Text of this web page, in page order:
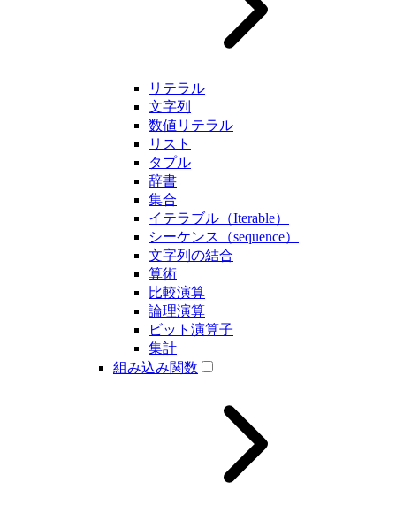
リテラル
文字列
数値リテラル
リスト
タプル
辞書
集合
イテラブル（Iterable）
シーケンス（sequence）
文字列の結合
算術
比較演算
論理演算
ビット演算子
集計
組み込み関数